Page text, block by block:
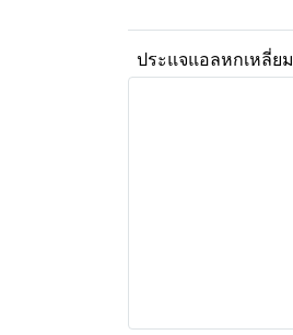
ประแจแอลหกเหลี่ยม